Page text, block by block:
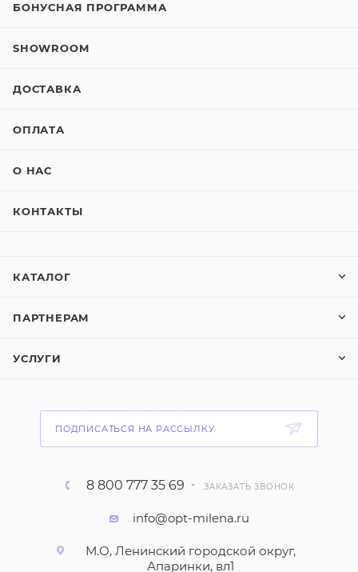
БОНУСНАЯ ПРОГРАММА
SHOWROOM
ДОСТАВКА
ОПЛАТА
О НАС
КОНТАКТЫ
КАТАЛОГ
ПАРТНЕРАМ
УСЛУГИ
ПОДПИСАТЬСЯ НА РАССЫЛКУ
8 800 777 35 69 ЗАКАЗАТЬ ЗВОНОК
info@opt-milena.ru
М.О, Ленинский городской округ,
Апаринки, вл1